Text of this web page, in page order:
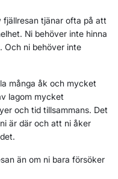
fjällresan tjänar ofta på att
Ni behöver inte hinna
Och ni behöver inte
många åk och mycket
lagom mycket
och tid tillsammans. Det
är där och att ni åker
än om ni bara försöker